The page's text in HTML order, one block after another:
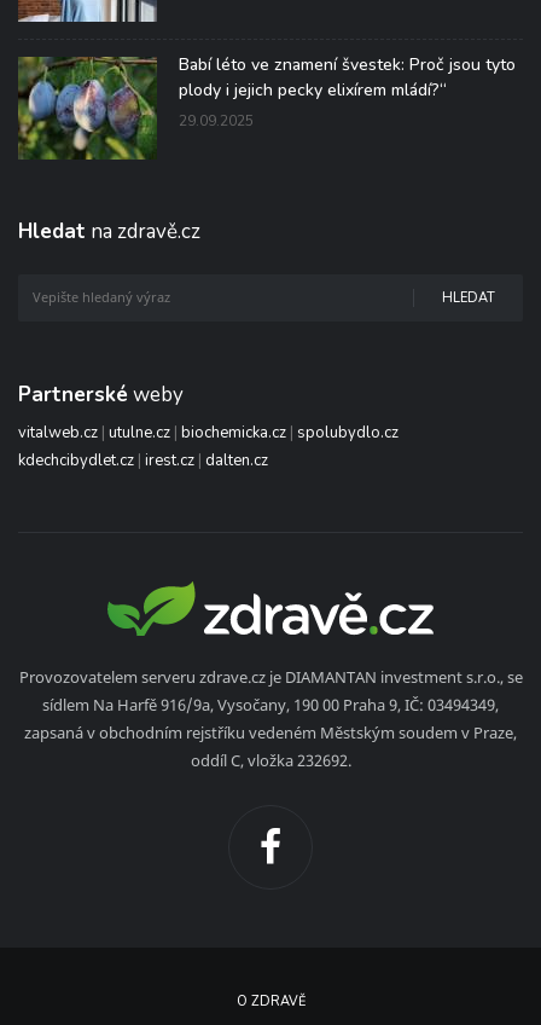
Babí léto ve znamení švestek: Proč jsou tyto
plody i jejich pecky elixírem mládí?“
29.09.2025
Hledat na zdravě.cz
HLEDAT
Partnerské weby
vitalweb.cz | utulne.cz | biochemicka.cz | spolubydlo.cz
kdechcibydlet.cz | irest.cz | dalten.cz
Provozovatelem serveru zdrave.cz je DIAMANTAN investment s.r.o., se
sídlem Na Harfě 916/9a, Vysočany, 190 00 Praha 9, IČ: 03494349,
zapsaná v obchodním rejstříku vedeném Městským soudem v Praze,
oddíl C, vložka 232692.
O ZDRAVĚ